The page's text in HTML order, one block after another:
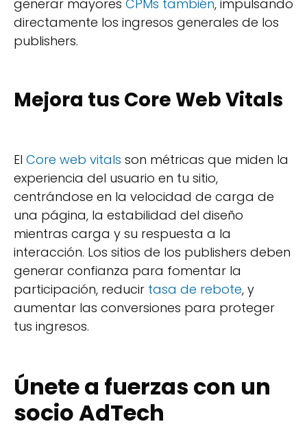
generar mayores CPMs también, impulsando
directamente los ingresos generales de los
publishers.
Mejora tus Core Web Vitals
El Core web vitals son métricas que miden la
experiencia del usuario en tu sitio,
centrándose en la velocidad de carga de
una página, la estabilidad del diseño
mientras carga y su respuesta a la
interacción. Los sitios de los publishers deben
generar confianza para fomentar la
participación, reducir tasa de rebote, y
aumentar las conversiones para proteger
tus ingresos.
Únete a fuerzas con un
socio AdTech